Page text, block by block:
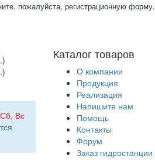
пожалуйста, регистрационную форму.
Каталог товаров
О компании
Продукция
Реализация
Напишите нам
Помощь
Контакты
Форум
Заказ гидростанции
Сб, Вс